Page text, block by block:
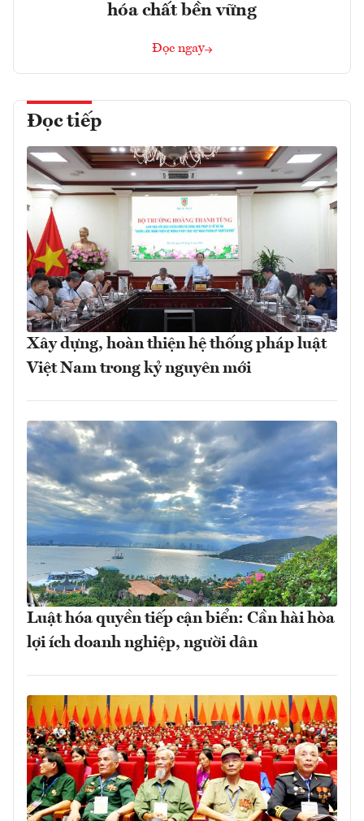
hóa chất bền vững
Đọc ngay
Đọc tiếp
Xây dựng, hoàn thiện hệ thống pháp luật
Việt Nam trong kỷ nguyên mới
Luật hóa quyền tiếp cận biển: Cần hài hòa
lợi ích doanh nghiệp, người dân